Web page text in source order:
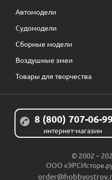
Автомодели
Судомодели
Сборные модели
Воздушные змеи
Товары для творчества
8 (800) 707-06-
интернет-магазин
© 2002 –
ООО